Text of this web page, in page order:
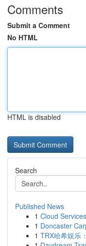
Comments
Submit a Comment
No HTML
HTML is disabled
Search
Published News
1 Cloud
1 Doncaster
1 TRX哈希娱乐